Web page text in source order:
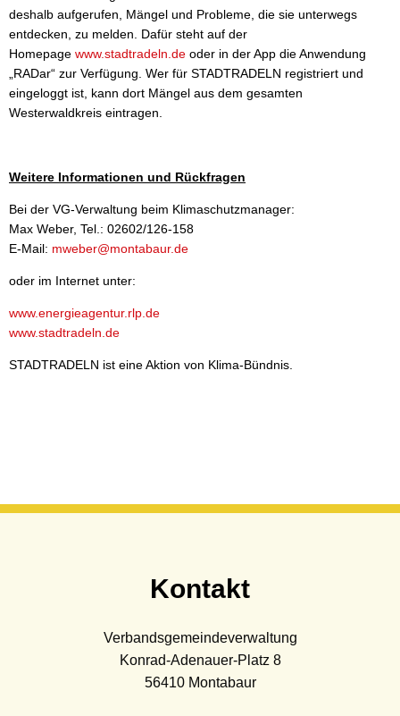
deshalb aufgerufen, Mängel und Probleme, die sie unterwegs
entdecken, zu melden. Dafür steht auf der
Homepage www.stadtradeln.de oder in der App die Anwendung
„RADar“ zur Verfügung. Wer für STADTRADELN registriert und
eingeloggt ist, kann dort Mängel aus dem gesamten
Westerwaldkreis eintragen.
Weitere Informationen und Rückfragen
Bei der VG-Verwaltung beim Klimaschutzmanager:
Max Weber, Tel.: 02602/126-158
E-Mail: mweber@montabaur.de
oder im Internet unter:
www.energieagentur.rlp.de
www.stadtradeln.de
STADTRADELN ist eine Aktion von Klima-Bündnis.
Kontakt
Verbandsgemeindeverwaltung
Konrad-Adenauer-Platz 8
56410 Montabaur